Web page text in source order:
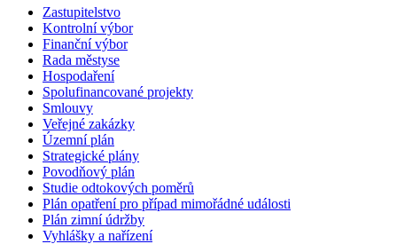
Zastupitelstvo
Kontrolní výbor
Finanční výbor
Rada městyse
Hospodaření
Spolufinancované projekty
Smlouvy
Veřejné zakázky
Územní plán
Strategické plány
Povodňový plán
Studie odtokových poměrů
Plán opatření pro případ mimořádné události
Plán zimní údržby
Vyhlášky a nařízení